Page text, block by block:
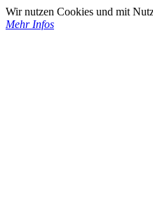
Wir nutzen Cookies und mit
Mehr Infos